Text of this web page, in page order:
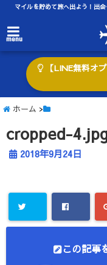
マイルを貯めて旅へ出よう！出
menu
【LINE無料オ
ホーム >
cropped-
2018年9月24日
この記事